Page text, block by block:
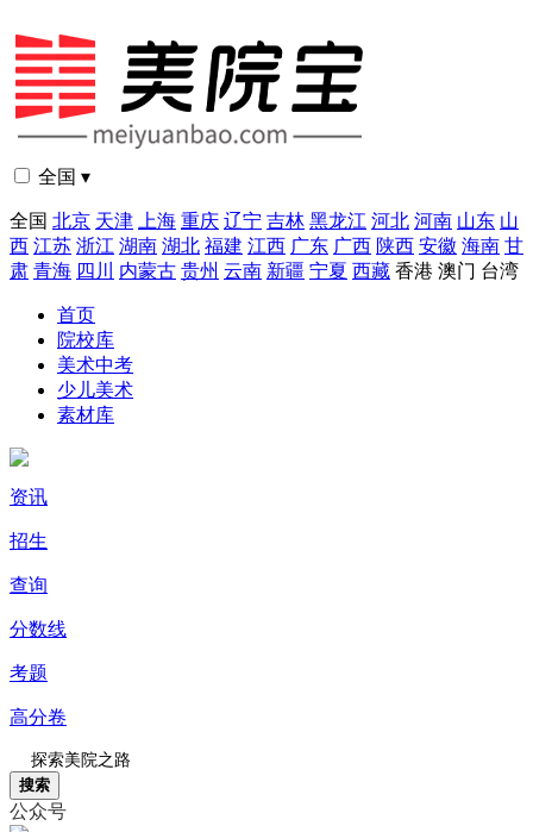
全国 ▾
全国 北京 天津 上海 重庆 辽宁 吉林 黑龙江 河北 河南 山东 山
西 江苏 浙江 湖南 湖北 福建 江西 广东 广西 陕西 安徽 海南 甘
肃 青海 四川 内蒙古 贵州 云南 新疆 宁夏 西藏 香港 澳门 台湾
首页
院校库
美术中考
少儿美术
素材库
资讯
招生
查询
分数线
考题
高分卷
搜索
公众号